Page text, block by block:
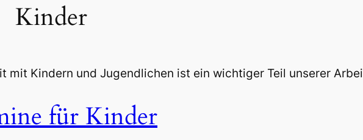
Kinder
mit Kindern und Jugendlichen ist ein wichtiger Teil unserer
für Kinder